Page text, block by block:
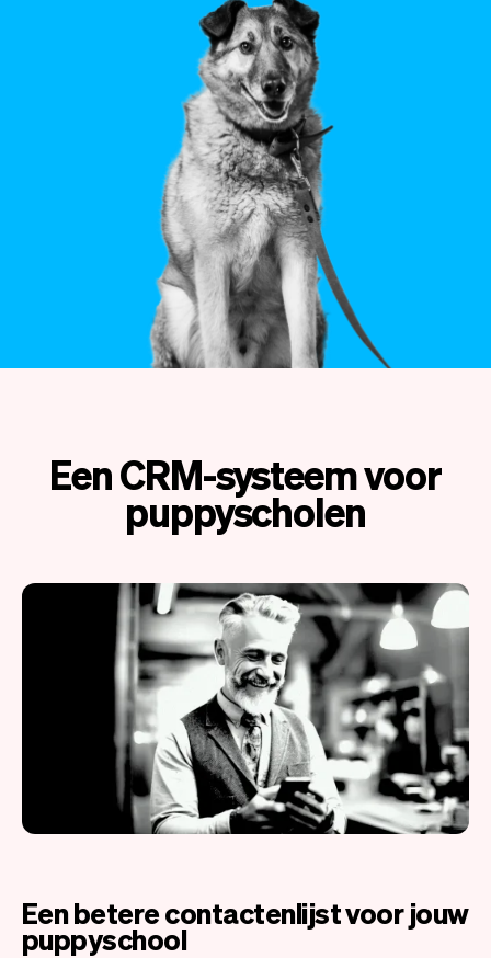
Automatische piloot
Administratie
Overzicht
No-shows
Communicatie
Bezorging
Een CRM-systeem voor
puppyscholen
Een betere contactenlijst voor jouw
puppyschool